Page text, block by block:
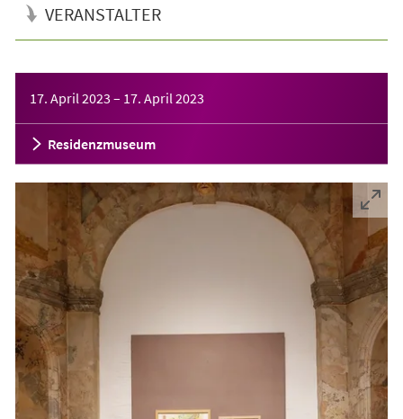
VERANSTALTER
17. April 2023 – 17. April 2023
Residenzmuseum